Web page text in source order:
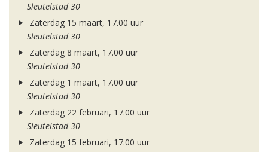
Sleutelstad 30
Zaterdag 15 maart, 17.00 uur
Sleutelstad 30
Zaterdag 8 maart, 17.00 uur
Sleutelstad 30
Zaterdag 1 maart, 17.00 uur
Sleutelstad 30
Zaterdag 22 februari, 17.00 uur
Sleutelstad 30
Zaterdag 15 februari, 17.00 uur